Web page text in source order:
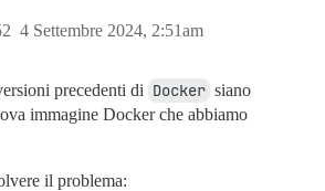
4 Settembre 2024, 2:51am
precedenti di Docker siano
immagine Docker che abbiamo
il problema: